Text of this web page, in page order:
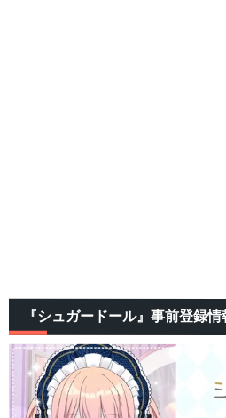
『シュガードール』事前登録情